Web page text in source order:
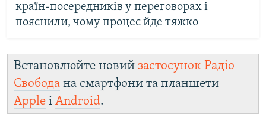
країн-посередників у переговорах і
пояснили, чому процес йде тяжко
Встановлюйте новий застосунок Радіо
Свобода на смартфони та планшети
Apple і Android.